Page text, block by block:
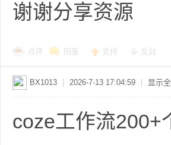
谢谢分享资源
点评 回复 支持 反对
BX1013 2026-7-13 17:04:59 显示
coze工作流200+